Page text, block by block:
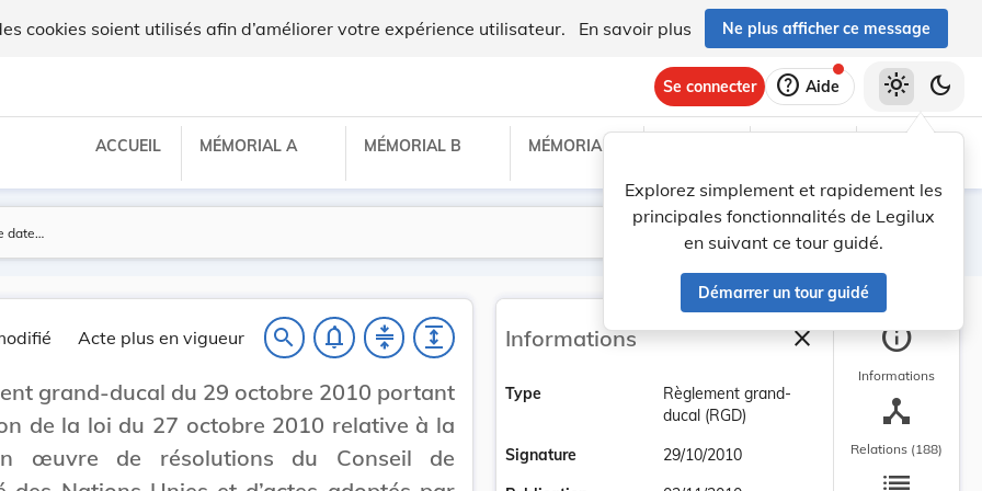
cookies soient utilisés afin d’améliorer votre expérience utilisateur. En savoir plus Ne plus afficher ce message
Se connecter help Aide
Explorez simplement et rapidement les
principales fonctionnalités de Legilux
en suivant ce tour guidé.
Démarrer un tour guidé
light_mode dark_mode
ACCUEIL MÉMORIAL A MÉMORIAL B MÉMORIAL C
Lancer la recherche
Filtres
Acte plus en vigueur search notifications_none compress expand
grand-ducal du 29 octobre 2010 portant
de la loi du 27 octobre 2010 relative à la
œuvre de résolutions du Conseil de
Informations closeFermer la barre
Type
Règlement grand-
ducal (RGD)
Signature
29/10/2010
info
Informations
device_hub
Relations (188)